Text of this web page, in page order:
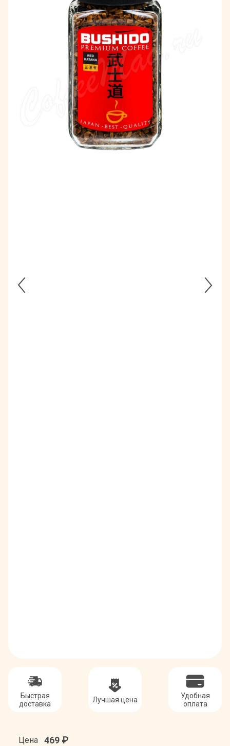
Быстрая
доставка
Лучшая цена
Удобная
оплата
Цена 469 ₽